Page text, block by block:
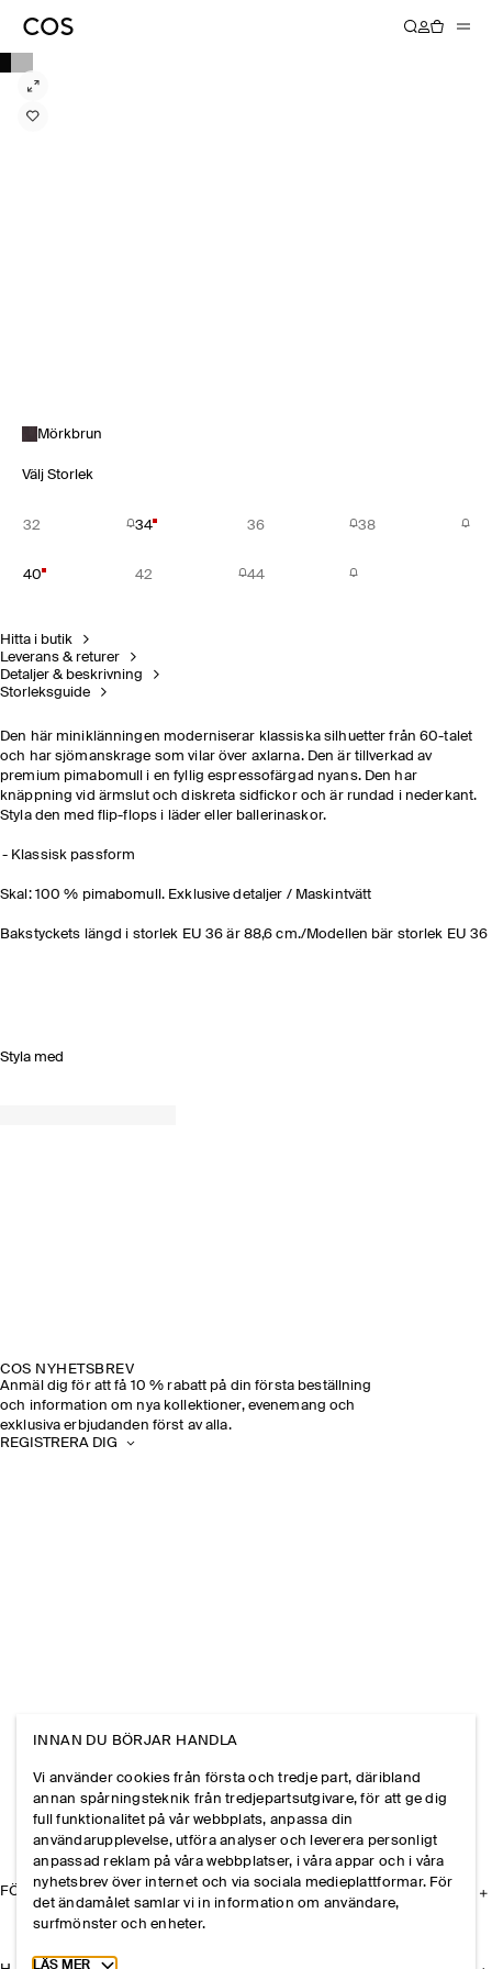
Mörkbrun
Välj Storlek
32 34 36 38
40 42 44
Hitta i butik
Leverans & returer
Detaljer & beskrivning
Storleksguide
Den här miniklänningen moderniserar klassiska silhuetter från 60-talet
och har sjömanskrage som vilar över axlarna. Den är tillverkad av
premium pimabomull i en fyllig espressofärgad nyans. Den har
knäppning vid ärmslut och diskreta sidfickor och är rundad i nederkant.
Styla den med flip-flops i läder eller ballerinaskor.
Klassisk passform
Skal: 100 % pimabomull. Exklusive detaljer / Maskintvätt
Bakstyckets längd i storlek EU 36 är 88,6 cm./Modellen bär storlek EU 36
Styla med
COS NYHETSBREV
Anmäl dig för att få 10 % rabatt på din första beställning
och information om nya kollektioner, evenemang och
exklusiva erbjudanden först av alla.
REGISTRERA DIG
FÖRETAGET
INNAN DU BÖRJAR HANDLA
Vi använder cookies från första och tredje part, däribland
annan spårningsteknik från tredjepartsutgivare, för att ge dig
full funktionalitet på vår webbplats, anpassa din
användarupplevelse, utföra analyser och leverera personligt
anpassad reklam på våra webbplatser, i våra appar och i våra
nyhetsbrev över internet och via sociala medieplattformar. För
det ändamålet samlar vi in information om användare,
surfmönster och enheter.
Toggle more cookie information
LÄS MER